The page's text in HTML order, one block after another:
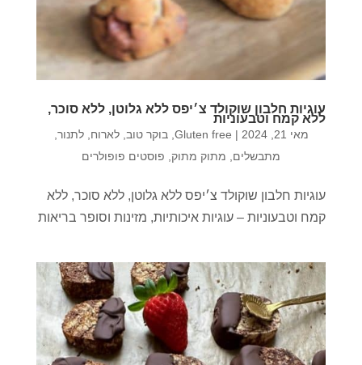
עוגיות חלבון שוקולד צ׳יפס ללא גלוטן, ללא סוכר,
ללא קמח וטבעוניות
מאי 21, 2024 |
Gluten free בוקר טוב ,לארוח ,לתנור
מתבשלים
מתוק מתוק פוסטים פופולרים
עוגיות חלבון שוקולד צ׳יפס ללא גלוטן, ללא סוכר, ללא
קמח וטבעוניות – עוגיות איכותיות, מזינות וסופר בריאות